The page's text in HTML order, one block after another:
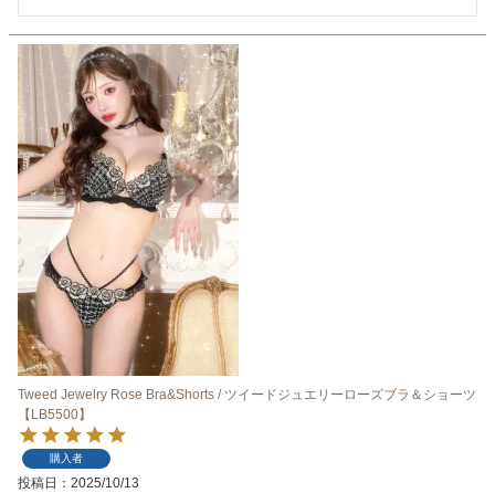
Tweed Jewelry Rose Bra&Shorts / ツイードジュエリーローズブラ＆ショーツ
【LB5500】
購入者
投稿日 2025/10/13